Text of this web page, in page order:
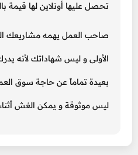
تحصل عليها أونلاين لها قيمة
صاحب العمل يهمه مشاريعك
الأولى و ليس شهاداتك لأنه
بعيدة تماماً عن حاجة سوق
ليس موثوقة و يمكن الغش